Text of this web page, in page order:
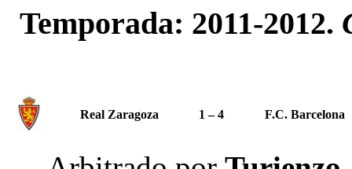
Temporada: 2011-2012.
Real Zaragoza 1 – 4 F.C. Barcelona